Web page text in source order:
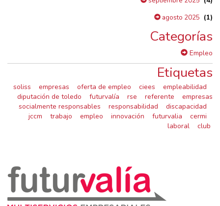
agosto 2025 (1)
Categorías
Empleo
Etiquetas
soliss empresas oferta de empleo ciees
empleabilidad
diputación de toledo
futurvalía rse referente
empresas
socialmente responsables
responsabilidad
discapacidad
jccm
trabajo empleo innovación futurvalia
cermi
laboral
club